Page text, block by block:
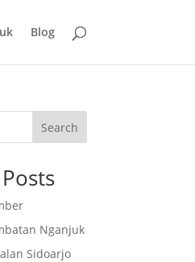
Blog
Search
Nganjuk
Sidoarjo